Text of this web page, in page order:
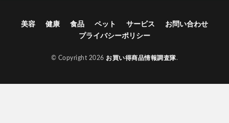
美容 健康 食品 ペット サービス
お問い合わせ
プライバシーポリシー
© Copyright 2026 お買い得商品情報調査隊.